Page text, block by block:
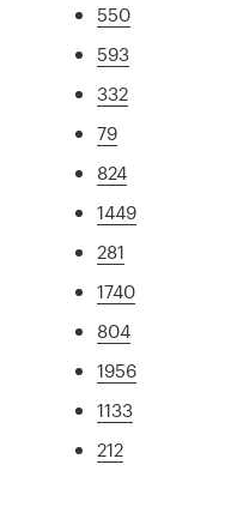
550
593
332
79
824
1449
281
1740
804
1956
1133
212